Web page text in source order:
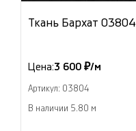
Ткань Бархат 03804
Цена:3 600 ₽/м
Артикул: 03804
В наличии 5.80 м